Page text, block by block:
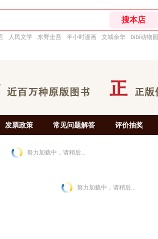
人民文学 东野圭吾 半小时漫画 文城余华 bibi动物园
发票政策 常见问题解答 评价抽奖
努力加载中，请稍后...
努力加载中，请稍后...